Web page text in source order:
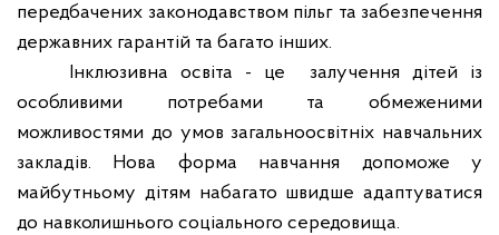
передбачених законодавством пільг та забезпечення
державних гарантій та багато інших.
Інклюзивна освіта - це
залучення дітей із
особливими потребами та обмеженими
можливостями до умов загальноосвітніх навчальних
закладів.
Нова форма навчання допоможе у
майбутньому дітям набагато швидше адаптуватися
до навколишнього соціального середовища.